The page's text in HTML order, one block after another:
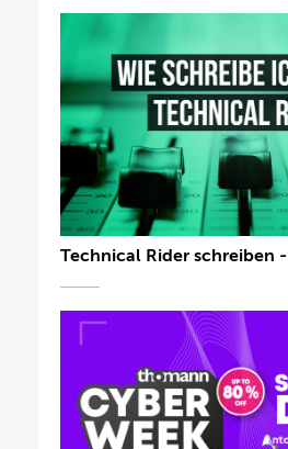
Technical Rider schreiben